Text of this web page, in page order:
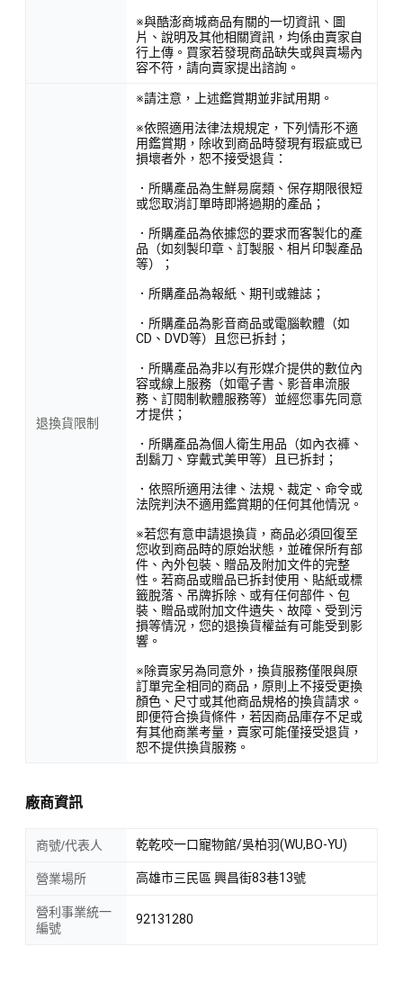
※與酷澎商城商品有關的一切資訊、圖
片、說明及其他相關資訊，均係由賣家自
行上傳。買家若發現商品缺失或與賣場內
容不符，請向賣家提出諮詢。
退換貨限制
※請注意，上述鑑賞期並非試用期。
※依照適用法律法規規定，下列情形不適
用鑑賞期，除收到商品時發現有瑕疵或已
損壞者外，恕不接受退貨：
．所購產品為生鮮易腐類、保存期限很短
或您取消訂單時即將過期的產品；
．所購產品為依據您的要求而客製化的產
品（如刻製印章、訂製服、相片印製產品
等）；
．所購產品為報紙、期刊或雜誌；
．所購產品為影音商品或電腦軟體（如
CD、DVD等）且您已拆封；
．所購產品為非以有形媒介提供的數位內
容或線上服務（如電子書、影音串流服
務、訂閱制軟體服務等）並經您事先同意
才提供；
．所購產品為個人衛生用品（如內衣褲、
刮鬍刀、穿戴式美甲等）且已拆封；
．依照所適用法律、法規、裁定、命令或
法院判決不適用鑑賞期的任何其他情況。
※若您有意申請退換貨，商品必須回復至
您收到商品時的原始狀態，並確保所有部
件、內外包裝、贈品及附加文件的完整
性。若商品或贈品已拆封使用、貼紙或標
籤脫落、吊牌拆除、或有任何部件、包
裝、贈品或附加文件遺失、故障、受到污
損等情況，您的退換貨權益有可能受到影
響。
※除賣家另為同意外，換貨服務僅限與原
訂單完全相同的商品，原則上不接受更換
顏色、尺寸或其他商品規格的換貨請求。
即便符合換貨條件，若因商品庫存不足或
有其他商業考量，賣家可能僅接受退貨，
恕不提供換貨服務。
廠商資訊
商號/代表人 乾乾咬一口寵物館/吳柏羽(WU,BO-YU)
營業場所 高雄市三民區 興昌街83巷13號
營利事業統一
編號
92131280